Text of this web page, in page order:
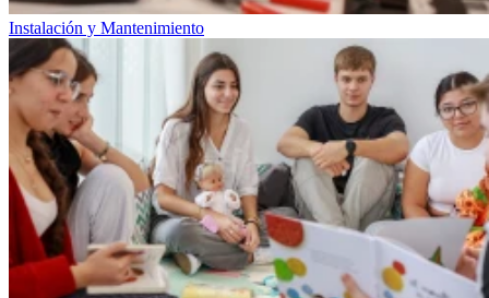
Instalación y Mantenimiento